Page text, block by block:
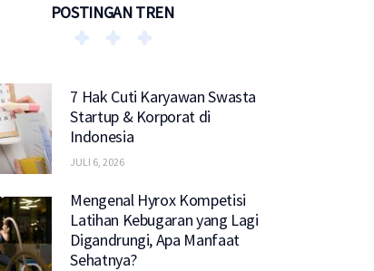
POSTINGAN TREN
7 Hak Cuti Karyawan Swasta
Startup & Korporat di
Indonesia
JULI 6, 2026
Mengenal Hyrox Kompetisi
Latihan Kebugaran yang Lagi
Digandrungi, Apa Manfaat
Sehatnya?